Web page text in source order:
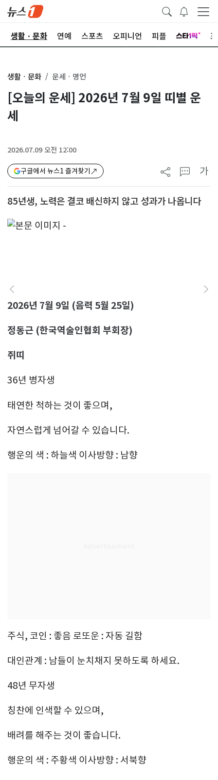
생활ㆍ문화 연예 스포츠 오피니언 피플
생활ㆍ문화 운세ㆍ명언
[오늘의 운세] 2026년 7월 9일 띠별 운
세
2026.07.09 오전 12:00
구글에서 뉴스1 즐겨찾기 가
85년생, 노력은 결코 배신하지 않고 성과가 나옵니다
2026년 7월 9일 (음력 5월 25일)
정동근 (한국역술인협회 부회장)
쥐띠
36년 병자생
태연한 척하는 것이 좋으며,
자연스럽게 넘어갈 수 있습니다.
행운의 색 : 하늘색 이사방향 : 남향
주식, 코인 : 좋음 로또운 : 자동 길함
대인관계 : 남들이 눈치채지 못하도록 하세요.
48년 무자생
칭찬에 인색할 수 있으며,
배려를 해주는 것이 좋습니다.
행운의 색 : 주황색 이사방향 : 서북향